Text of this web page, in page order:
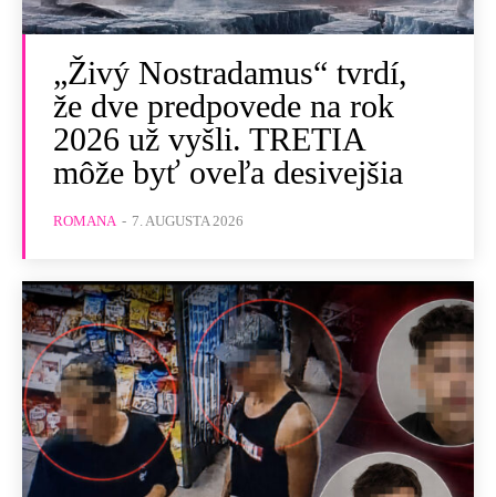
„Živý Nostradamus“ tvrdí,
že dve predpovede na rok
2026 už vyšli. TRETIA
môže byť oveľa desivejšia
ROMANA - 7. AUGUSTA 2026